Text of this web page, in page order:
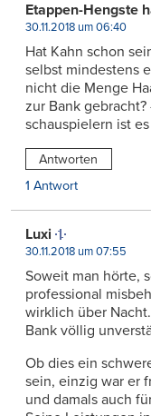
Etappen-Hengste
30.11.2018 um 06:40
Hat Kahn schon
selbst mindestens
nicht die Menge
zur Bank
schauspielern ist
Antworten
1 Antwort
Luxi
30.11.2018 um 07:55
Soweit man hörte,
professional
wirklich über
Bank völlig
Ob dies ein
sein, einzig war er
und damals auch